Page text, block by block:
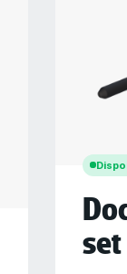
set